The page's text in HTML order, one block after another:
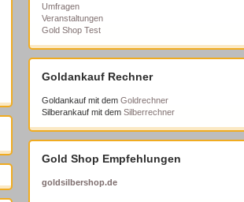
Umfragen
Veranstaltungen
Gold Shop Test
Goldankauf Rechner
Goldankauf mit dem Goldrechner
Silberankauf mit dem Silberrechner
Gold Shop Empfehlungen
goldsilbershop.de